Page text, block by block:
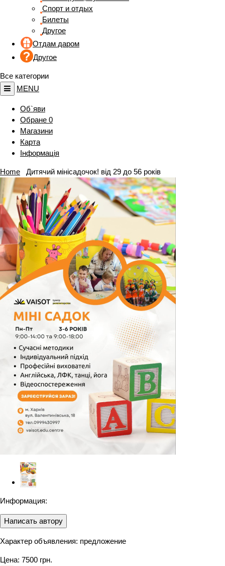
Спорт и отдых
Билеты
Другое
Отдам даром
Другое
Все категории
MENU
Об`яви
Обране 0
Магазини
Карта
Інформація
Home Дитячий мінісадочок! від 29 до 56 років
Информация:
Написать автору
Характер объявления: предложение
Цена: 7500 грн.